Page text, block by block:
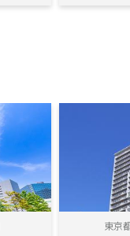
東京